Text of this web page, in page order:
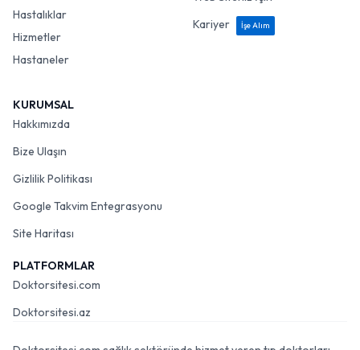
Hastalıklar
Hizmetler
Hastaneler
Kariyer
İşe Alım
KURUMSAL
Hakkımızda
Bize Ulaşın
Gizlilik Politikası
Google Takvim Entegrasyonu
Site Haritası
PLATFORMLAR
Doktorsitesi.com
Doktorsitesi.az